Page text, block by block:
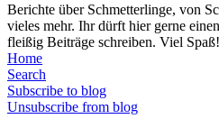
Berichte über Schmetterlinge, von
vieles mehr. Ihr dürft hier gerne
fleißig Beiträge schreiben. Viel Spaß!
Home
Search
Subscribe to blog
Unsubscribe from blog